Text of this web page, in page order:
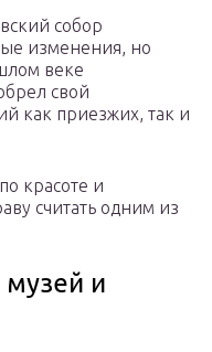
собор
изменения, но
веке
свой
как приезжих, так и
красоте и
считать одним из
музей и